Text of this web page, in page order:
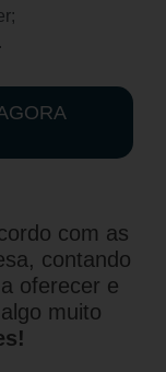
com as
contando
oferecer e
muito